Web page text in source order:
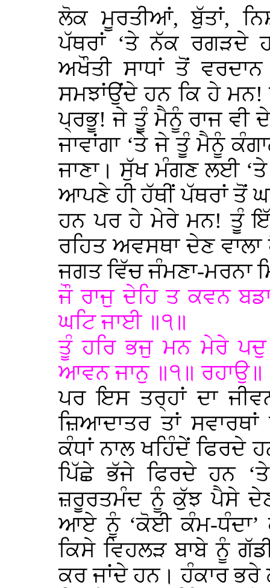
ਲੋਕ ਮੂਰਤੀਆਂ, ਬੁੱਤਾਂ,
ਪੱਥਰਾਂ ‘ਤੇ ਨੱਕ ਰਗੜਦੇ
ਅਖੌਤੀ ਸਾਧਾਂ ਤੋਂ
ਸਮਝਾਂਉਂਦੇ ਹਨ ਕਿ ਹੇ
ਪ੍ਰਭੂ! ਜੇ ਤੂੰ ਮੈਨੂੰ ਰਾਜ ਵੀ
ਜਾਵਾਂਗਾ ‘ਤੇ ਜੇ ਤੂੰ ਮੈਨੂੰ
ਜਾਣਾ। ਸੁੱਖ ਮੰਗਣ ਲਈ
ਆਪਣੇ ਹੀ ਹੱਥੀਂ ਪੱਥਰਾਂ
ਹਨ ਪਰ ਹੇ ਮੇਰੇ ਮਨ! ਤੂੰ
ਰਹਿਤ ਅਵਸਥਾ ਦੇਣ
ਜਗਤ ਵਿੱਚ ਜੰਮਣਾ-ਮਰਨਾ
ਜੌ ਰਾਜੁ ਦੇਹਿ ਤ ਕਵਨ
ਘਟਿ ਜਾਈ ॥੧॥
ਤੂੰ ਹਰਿ ਭਜੁ ਮਨ ਮੇਰੇ ਪਦੁ
ਆਵਨ ਜਾਨੁ ॥੧॥ ਰਹਾਉ॥
ਪਰ ਇਸ ਤਰ੍ਹਾਂ ਦਾ
ਜ਼ਿਆਦਾਤਰ ਤਾਂ
ਕੰਧਾਂ ਨਾਲ ਖਹਿੰਦੇਂ ਫਿਰਦੇ
ਪਿੱਛੇ ਭੱਜੇ ਫਿਰਦੇ ਹਨ
ਜ਼ਰੂਰਤਮੰਦ ਨੂੰ ਕੁੱਝ ਪੈਸੇ
ਆਏ ਨੂੰ ‘ਕੋਈ ਕੰਮ-ਧੰਦਾ’
ਕਿਸੇ ਵਿਹਲੜ ਬਾਬੇ ਨੂੰ
ਕਰ ਜਾਂਦੇ ਹਨ। ਹੰਕਾਰ